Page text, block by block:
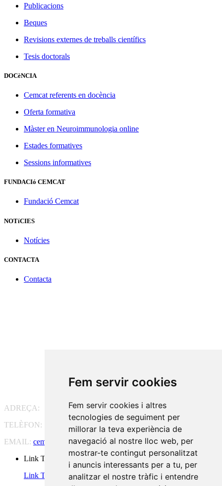
Fem servir cookies
Fem servir cookies i altres
tecnologies de seguiment per
millorar la teva experiència de
navegació al nostre lloc web, per
mostrar-te contingut personalitzat
i anuncis interessants per a tu, per
analitzar el nostre tràfic i entendre
Publicacions
Beques
Revisions externes de treballs científics
Tesis doctorals
DOCèNCIA
Cemcat referents en docència
Oferta formativa
Màster en Neuroimmunologia online
Estades formatives
Sessions informatives
FUNDACIó CEMCAT
Fundació Cemcat
NOTíCIES
Notícies
CONTACTA
Contacta
ADREÇA:
Pg. Vall d'Hebron, 119-129, 08035 Barcelona
TELÈFON:
93 175 15 55
EMAIL: cem-cat@cem-cat.org
Link Twitter
Link Twitter